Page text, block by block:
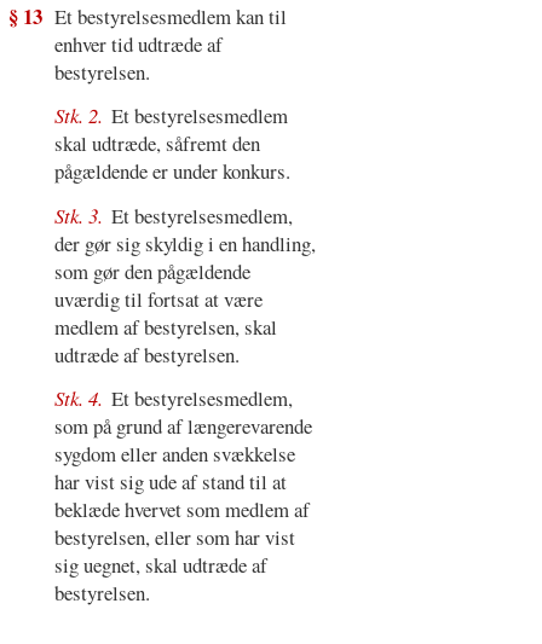
§ 13 Et bestyrelsesmedlem kan til
enhver tid udtræde af
bestyrelsen.
Stk. 2. Et bestyrelsesmedlem
skal udtræde, såfremt den
pågældende er under konkurs.
Stk. 3. Et bestyrelsesmedlem,
der gør sig skyldig i en handling,
som gør den pågældende
uværdig til fortsat at være
medlem af bestyrelsen, skal
udtræde af bestyrelsen.
Stk. 4. Et bestyrelsesmedlem,
som på grund af længerevarende
sygdom eller anden svækkelse
har vist sig ude af stand til at
beklæde hvervet som medlem af
bestyrelsen, eller som har vist
sig uegnet, skal udtræde af
bestyrelsen.